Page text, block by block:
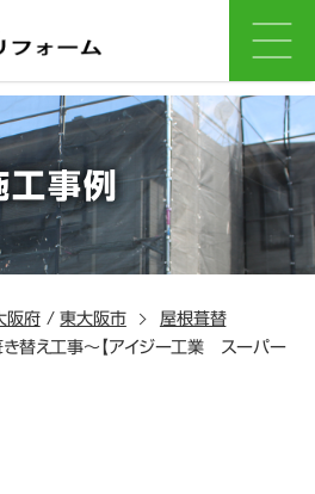
工事例
阪府/東大阪市
屋根葺替
替え工事～【アイジー工業 スーパー